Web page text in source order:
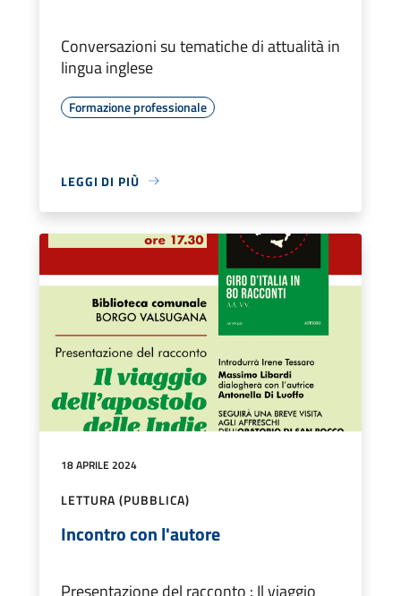
Conversazioni su tematiche di attualità in
lingua inglese
Formazione professionale
LEGGI DI PIÙ
18 APRILE 2024
LETTURA (PUBBLICA)
Incontro con l'autore
Presentazione del racconto : Il viaggio